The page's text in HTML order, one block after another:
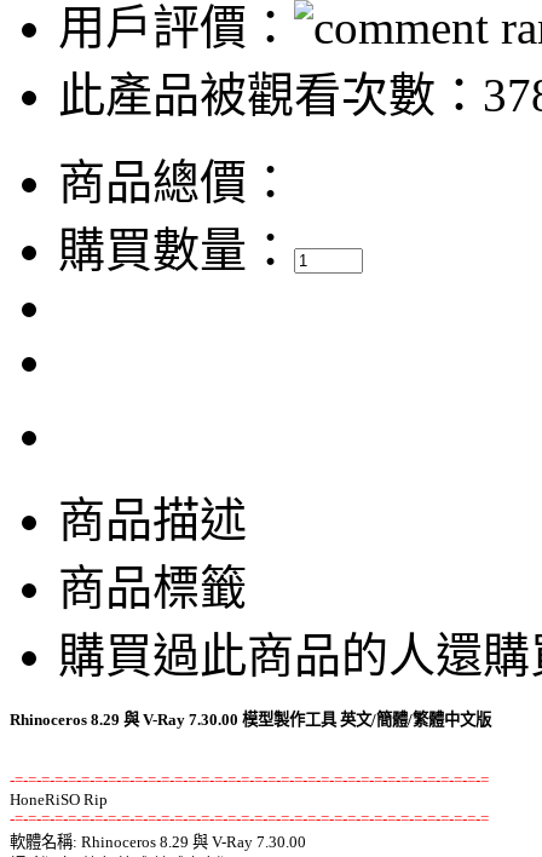
用戶評價：
此產品被觀看次數：
商品總價：
購買數量：
商品描述
商品標籤
購買過此商品的人還
Rhinoceros 8.29 與 V-Ray 7.30.00 模型製作工具 英文/簡體/繁體中文版
-=-=-=-=-=-=-=-=-=-=-=-=-=-=-=-=-=-=-=-=-=-=-=-=-=-=-=-=-=-=-=-=-=-=-=-=
-=-=-=-=-=-=-=-=-=-=-=-=-=-=-=-=-=-=-=-=-=-=-=-=-=-=-=-=-=-=-=-=-=-=-=-=
軟體名稱: Rhinoceros 8.29 與 V-Ray 7.30.00